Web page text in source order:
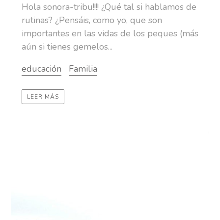
Hola sonora-tribu!!!! ¿Qué tal si hablamos de
rutinas? ¿Pensáis, como yo, que son
importantes en las vidas de los peques (más
aún si tienes gemelos...
educación
Familia
LEER MÁS